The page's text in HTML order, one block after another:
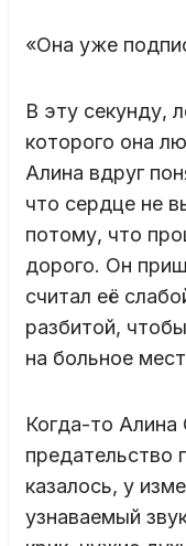
«Она уже
В эту секунду,
которого она
Алина вдруг
что сердце не
потому, что
дорого. Он
считал её
разбитой,
на больное
Когда-то Алина
предательство
казалось, у
узнаваемый